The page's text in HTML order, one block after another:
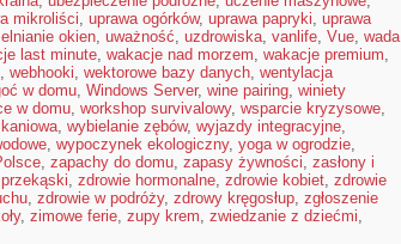
mikroliści, uprawa ogórków, uprawa papryki, uprawa
okien, uważność, uzdrowiska, vanlife, Vue, wada
last minute, wakacje nad morzem, wakacje premium,
, webhooki, wektorowe bazy danych, wentylacja
w domu, Windows Server, wine pairing, winiety
w domu, workshop survivalowy, wsparcie kryzysowe,
, wybielanie zębów, wyjazdy integracyjne,
, wypoczynek ekologiczny, yoga w ogrodzie,
, zapachy do domu, zapasy żywności, zasłony i
, zdrowie hormonalne, zdrowie kobiet, zdrowie
, zdrowie w podróży, zdrowy kręgosłup, zgłoszenie
, zimowe ferie, zupy krem, zwiedzanie z dziećmi,